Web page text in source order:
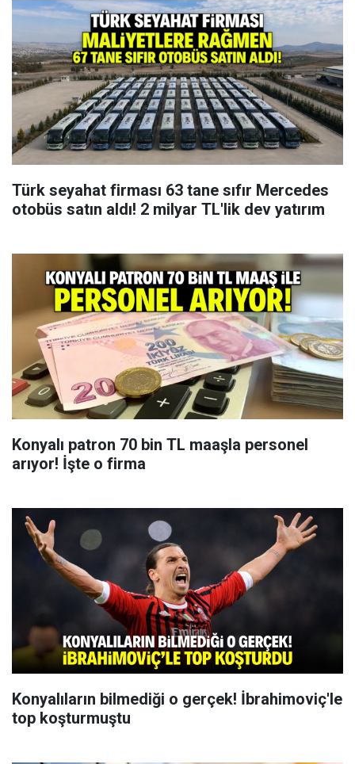
Türk seyahat firması 63 tane sıfır Mercedes
otobüs satın aldı! 2 milyar TL'lik dev yatırım
Konyalı patron 70 bin TL maaşla personel
arıyor! İşte o firma
Konyalıların bilmediği o gerçek! İbrahimoviç'le
top koşturmuştu